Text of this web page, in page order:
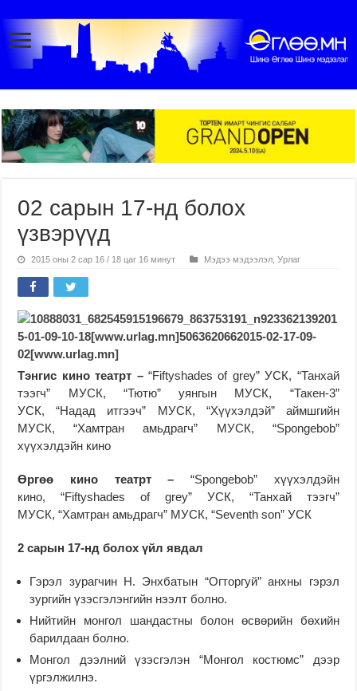
02 сарын 17-нд болох
үзвэрүүд
2015 оны 2 сар 16 / 18 цаг 16 минут Мэдээ мэдээлэл ,Урлаг
Тэнгис кино театрт – “Fiftyshades of grey” УСК, “Танхай
тээгч” МУСК, “Тютю” уянгын МУСК, “Такен-3”
УСК, “Надад итгээч” МУСК, “Хүүхэлдэй” аймшгийн
МУСК, “Хамтран амьдрагч” МУСК, “Spongebob”
хүүхэлдэйн кино
Өргөө кино театрт –“Spongebob” хүүхэлдэйн
кино, “Fiftyshades of grey” УСК, “Танхай тээгч”
МУСК, “Хамтран амьдрагч” МУСК, “Seventh son” УСК
2 сарын 17-нд болох үйл явдал
Гэрэл зурагчин Н. Энхбатын “Огторгуй” анхны гэрэл
зургийн үзэсгэлэнгийн нээлт болно.
Нийтийн монгол шандастны болон өсвөрийн бөхийн
барилдаан болно.
Монгол дээлний үзэсгэлэн “Монгол костюмс” дээр
үргэлжилнэ.